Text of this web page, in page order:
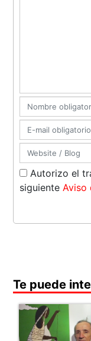
Autorizo el
siguiente Aviso
Te puede